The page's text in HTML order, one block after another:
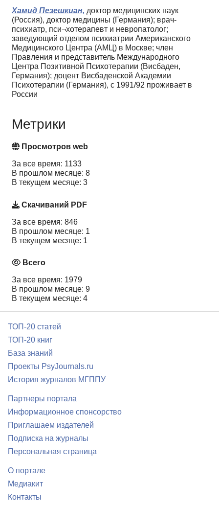
Хамид Пезешкиан, доктор медицинских наук
(Россия), доктор медицины (Германия); врач-
психиатр, пси¬хотерапевт и невропатолог;
заведующий отделом психиатрии Американского
Медицинского Центра (АМЦ) в Москве; член
Правления и представитель Международного
Центра Позитивной Психотерапии (Висбаден,
Германия); доцент Висбаденской Академии
Психотерапии (Германия), с 1991/92 проживает в
России
Метрики
Просмотров web
За все время: 1133
В прошлом месяце: 8
В текущем месяце: 3
Скачиваний PDF
За все время: 846
В прошлом месяце: 1
В текущем месяце: 1
Всего
За все время: 1979
В прошлом месяце: 9
В текущем месяце: 4
ТОП-20 статей
ТОП-20 книг
База знаний
Проекты PsyJournals.ru
История журналов МГППУ
Партнеры портала
Информационное спонсорство
Приглашаем издателей
Подписка на журналы
Персональная страница
О портале
Медиакит
Контакты